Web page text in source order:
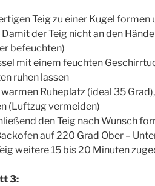
Teig zu einer Kugel formen
Damit der Teig nicht an den
befeuchten)
mit einem feuchten
ruhen lassen
warmen Ruheplatz (ideal 35
(Luftzug vermeiden)
den Teig nach Wunsch
auf 220 Grad Ober –
weitere 15 bis 20 Minuten
3: